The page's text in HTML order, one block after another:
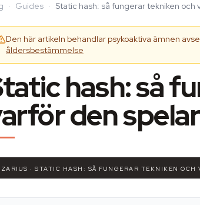
· Guides · Static hash: så fungerar tekniken och
Den här artikeln behandlar psykoaktiva ämnen
åldersbestämmelse
hash: så
den
· STATIC HASH: SÅ FUNGERAR TEKNIKEN OCH